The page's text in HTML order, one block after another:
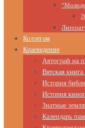
Коллегам
Краеведение
Автограф на
Вятская книга
История
История
Знатные
Календарь